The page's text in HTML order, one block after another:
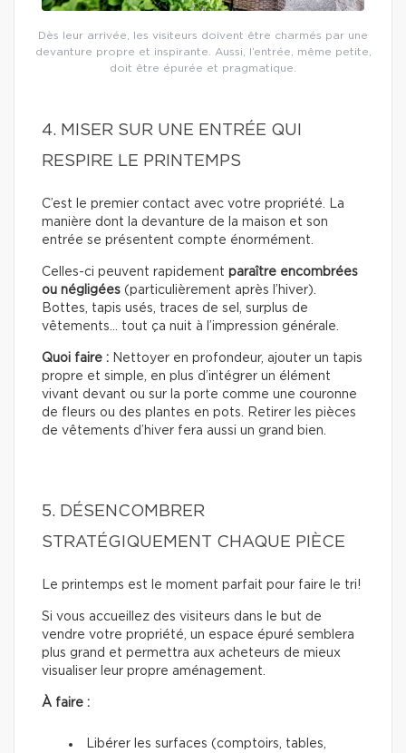
Dès leur arrivée, les visiteurs doivent être charmés par une
devanture propre et inspirante. Aussi, l’entrée, même petite,
doit être épurée et pragmatique.
4. MISER SUR UNE ENTRÉE QUI
RESPIRE LE PRINTEMPS
C’est le premier contact avec votre propriété. La
manière dont la devanture de la maison et son
entrée se présentent compte énormément.
Celles-ci peuvent rapidement paraître encombrées
ou négligées (particulièrement après l’hiver).
Bottes, tapis usés, traces de sel, surplus de
vêtements… tout ça nuit à l’impression générale.
Quoi faire : Nettoyer en profondeur, ajouter un tapis
propre et simple, en plus d’intégrer un élément
vivant devant ou sur la porte comme une couronne
de fleurs ou des plantes en pots. Retirer les pièces
de vêtements d’hiver fera aussi un grand bien.
5. DÉSENCOMBRER
STRATÉGIQUEMENT CHAQUE PIÈCE
Le printemps est le moment parfait pour faire le tri!
Si vous accueillez des visiteurs dans le but de
vendre votre propriété, un espace épuré semblera
plus grand et permettra aux acheteurs de mieux
visualiser leur propre aménagement.
À faire :
Libérer les surfaces (comptoirs, tables,